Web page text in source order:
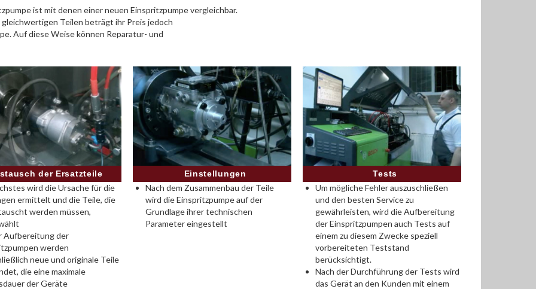
ist mit denen einer neuen Einspritzpumpe vergleichbar.
Teilen beträgt ihr Preis jedoch
Auf diese Weise können Reparatur- und
der Ersatzteile
wird die Ursache für die
ermittelt und die Teile, die
werden müssen,
Aufbereitung der
werden
neue und originale Teile
die eine maximale
der Geräte
Einstellungen
Nach dem Zusammenbau der Teile
wird die Einspritzpumpe auf der
Grundlage ihrer technischen
Parameter eingestellt
Tests
Um mögliche Fehler auszuschließen
und den besten Service zu
gewährleisten, wird die Aufbereitung
der Einspritzpumpen auch Tests auf
einem zu diesem Zwecke speziell
vorbereiteten Teststand
berücksichtigt.
Nach der Durchführung der Tests wird
das Gerät an den Kunden mit einem